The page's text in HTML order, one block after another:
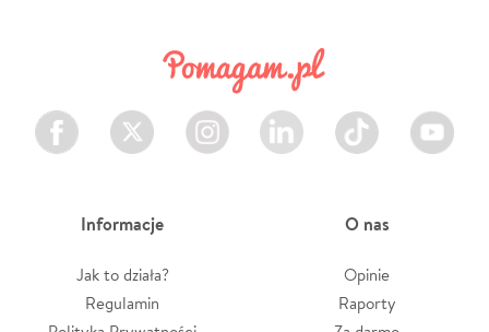
Facebook Twitter Instagram LinkedIn TikTok Youtube
Informacje
Jak to działa?
Regulamin
O nas
Opinie
Raporty